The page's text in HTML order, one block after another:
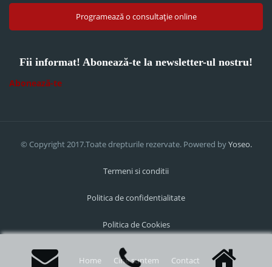
Programează o consultație online
Fii informat! Abonează-te la newsletter-ul nostru!
Abonează-te
© Copyright 2017.Toate drepturile rezervate. Powered byYoseo.
Termeni si conditii
Politica de confidentialitate
Politica de Cookies
Home Cine suntem Contact